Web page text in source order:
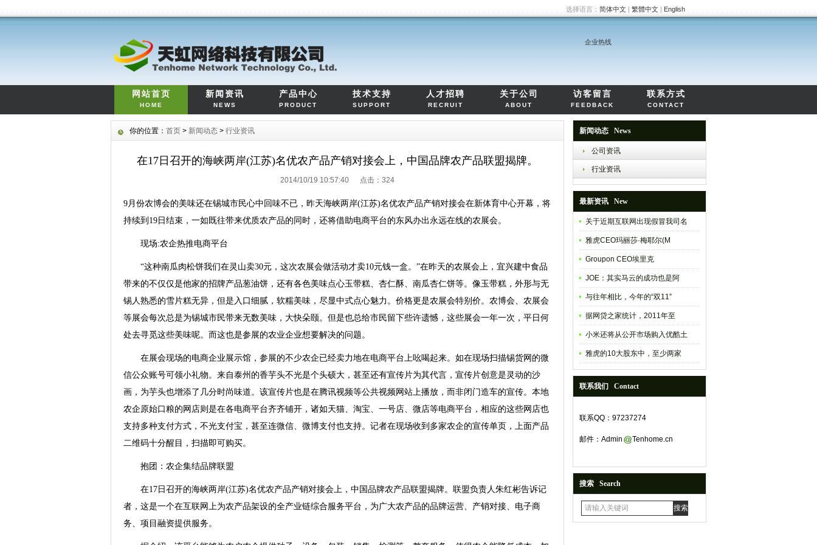
选择语言： 简体中文| 繁體中文| English
企业热线
网站首页
HOME
新闻资讯
NEWS
产品中心
PRODUCT
技术支持
SUPPORT
人才招聘
RECRUIT
关于公司
ABOUT
访客留言
FEEDBACK
联系方式
CONTACT
新闻动态 News
公司资讯
行业资讯
最新资讯 New
关于近期互联网出现假冒我司名
雅虎CEO玛丽莎·梅耶尔(M
Groupon CEO埃里克
JOE：其实马云的成功也是阿
与往年相比，今年的“双11”
据网贷之家统计，2011年至
小米还将从公开市场购入优酷土
雅虎的10大股东中，至少两家
联系我们 Contact
联系QQ：97237274
邮件：Admin Tenhome.cn
搜索 Search
你的位置： 首页 > 新闻动态 > 行业资讯
在17日召开的海峡两岸(江苏)名优农产品产销对接会上，中国品牌农产品联盟揭牌。
2014/10/19 10:57:40 点击： 324
9月份农博会的美味还在锡城市民心中回味不已，昨天海峡两岸(江苏)名优农产品产销对接会在新体育中心开幕，将
持续到19日结束，一如既往带来优质农产品的同时，还将借助电商平台的东风办出永远在线的农展会。
现场:农企热推电商平台
“这种南瓜肉松饼我们在灵山卖30元，这次农展会做活动才卖10元钱一盒。”在昨天的农展会上，宜兴建中食品
带来的不仅仅是他家的招牌产品葱油饼，还有各色美味点心玉带糕、杏仁酥、南瓜杏仁饼等。像玉带糕，外形与无
锡人熟悉的雪片糕无异，但是入口细腻，软糯美味，尽显中式点心魅力。价格更是农展会特别价。农博会、农展会
等展会每次总是为锡城市民带来无数美味，大快朵颐。但是也总给市民留下些许遗憾，这些展会一年一次，平日何
处去寻觅这些美味呢。而这也是参展的农业企业想要解决的问题。
在展会现场的电商企业展示馆，参展的不少农企已经卖力地在电商平台上吆喝起来。如在现场扫描锡货网的微
信公众账号可领小礼物。来自泰州的香芋头不光是个头硕大，甚至还有宣传片为其代言，宣传片创意是灵动的沙
画，为芋头也增添了几分时尚味道。该宣传片也是在腾讯视频等公共视频网站上播放，而非闭门造车的宣传。本地
农企原始口粮的网店则是在各电商平台齐齐铺开，诸如天猫、淘宝、一号店、微店等电商平台，相应的这些网店也
支持多种支付方式，不光支付宝，甚至连微信、微博支付也支持。记者在现场收到多家农企的宣传单页，上面产品
二维码十分醒目，扫描即可购买。
抱团：农企集结品牌联盟
在17日召开的海峡两岸(江苏)名优农产品产销对接会上，中国品牌农产品联盟揭牌。联盟负责人朱红彬告诉记
者，这是一个在互联网上为农产品架设的全产业链综合服务平台，为广大农产品的品牌运营、产销对接、电子商
务、项目融资提供服务。